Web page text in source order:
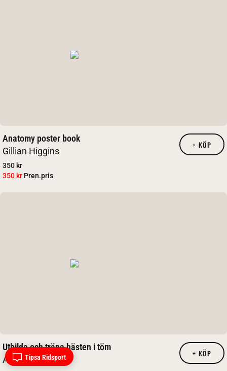
Anatomy poster book
Gillian Higgins
350 kr
350 kr Pren.pris
+ KÖP
Utbilda och träna hästen i töm
Anders Eriksson
+ KÖP
Tipsa Ridsport